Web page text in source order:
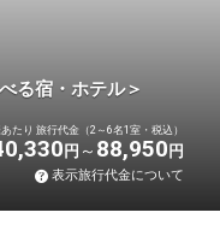
宿・ホテル＞
たり 旅行代金（2～6名1室・税込）
円 88,950 円
表示旅行代金について